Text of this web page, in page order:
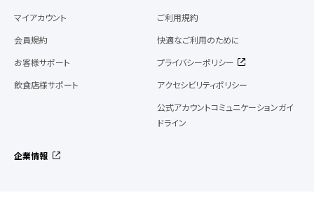
マイアカウント
会員規約
お客様サポート
飲食店様サポート
ご利用規約
快適なご利用のために
プライバシーポリシー
アクセシビリティポリシー
公式アカウントコミュニケーションガイ
ドライン
企業情報